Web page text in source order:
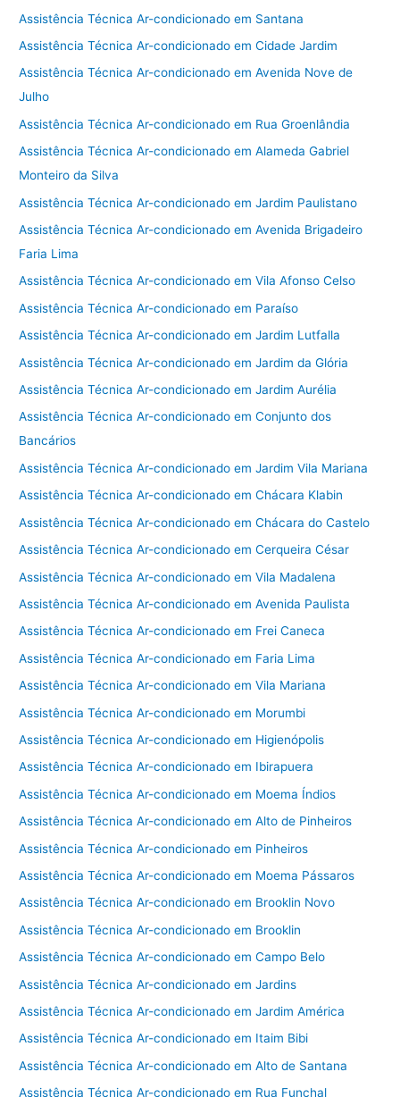
Assistência Técnica Ar-condicionado em Santana
Assistência Técnica Ar-condicionado em Cidade Jardim
Assistência Técnica Ar-condicionado em Avenida Nove de
Julho
Assistência Técnica Ar-condicionado em Rua Groenlândia
Assistência Técnica Ar-condicionado em Alameda Gabriel
Monteiro da Silva
Assistência Técnica Ar-condicionado em Jardim Paulistano
Assistência Técnica Ar-condicionado em Avenida Brigadeiro
Faria Lima
Assistência Técnica Ar-condicionado em Vila Afonso Celso
Assistência Técnica Ar-condicionado em Paraíso
Assistência Técnica Ar-condicionado em Jardim Lutfalla
Assistência Técnica Ar-condicionado em Jardim da Glória
Assistência Técnica Ar-condicionado em Jardim Aurélia
Assistência Técnica Ar-condicionado em Conjunto dos
Bancários
Assistência Técnica Ar-condicionado em Jardim Vila Mariana
Assistência Técnica Ar-condicionado em Chácara Klabin
Assistência Técnica Ar-condicionado em Chácara do Castelo
Assistência Técnica Ar-condicionado em Cerqueira César
Assistência Técnica Ar-condicionado em Vila Madalena
Assistência Técnica Ar-condicionado em Avenida Paulista
Assistência Técnica Ar-condicionado em Frei Caneca
Assistência Técnica Ar-condicionado em Faria Lima
Assistência Técnica Ar-condicionado em Vila Mariana
Assistência Técnica Ar-condicionado em Morumbi
Assistência Técnica Ar-condicionado em Higienópolis
Assistência Técnica Ar-condicionado em Ibirapuera
Assistência Técnica Ar-condicionado em Moema Índios
Assistência Técnica Ar-condicionado em Alto de Pinheiros
Assistência Técnica Ar-condicionado em Pinheiros
Assistência Técnica Ar-condicionado em Moema Pássaros
Assistência Técnica Ar-condicionado em Brooklin Novo
Assistência Técnica Ar-condicionado em Brooklin
Assistência Técnica Ar-condicionado em Campo Belo
Assistência Técnica Ar-condicionado em Jardins
Assistência Técnica Ar-condicionado em Jardim América
Assistência Técnica Ar-condicionado em Itaim Bibi
Assistência Técnica Ar-condicionado em Alto de Santana
Assistência Técnica Ar-condicionado em Rua Funchal